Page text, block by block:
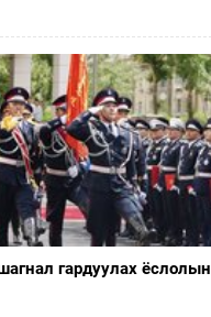
гардуулах